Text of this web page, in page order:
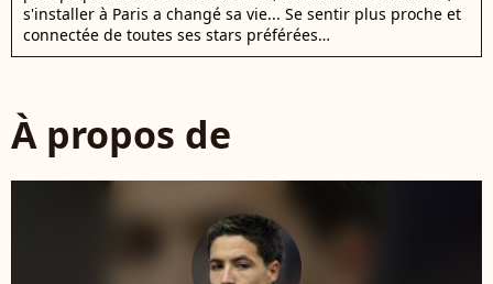
s'installer à Paris a changé sa vie... Se sentir plus proche et
connectée de toutes ses stars préférées…
À propos de